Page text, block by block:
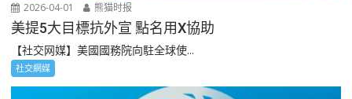
2026-04-01 熊猫时报
美提5大目標抗外宣 點名用X協助
【社交网媒】美國國務院向駐全球使...
社交網媒